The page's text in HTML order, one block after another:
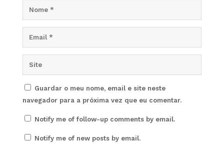
Guardar o meu nome, email e site neste
navegador para a próxima vez que eu comentar.
Notify me of follow-up comments by email.
Notify me of new posts by email.